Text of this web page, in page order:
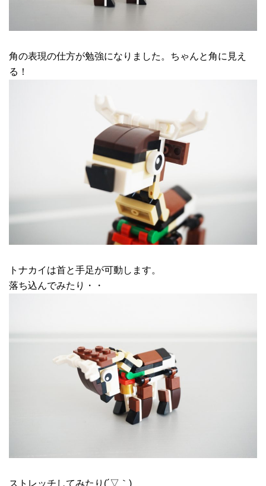
角の表現の仕方が勉強になりました。ちゃんと角に見え
る！
トナカイは首と手足が可動します。
落ち込んでみたり・・
ストレッチしてみたり(´▽｀)